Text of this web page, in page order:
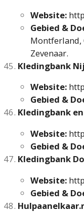
Website:
Gebied &
Montferland,
Zevenaar.
Kledingbank
Website:
Gebied &
Kledingbank
Website:
Gebied &
Kledingbank
Website:
Gebied &